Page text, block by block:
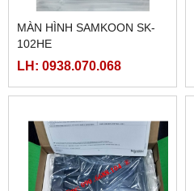
MÀN HÌNH SAMKOON SK-
102HE
LH: 0938.070.068